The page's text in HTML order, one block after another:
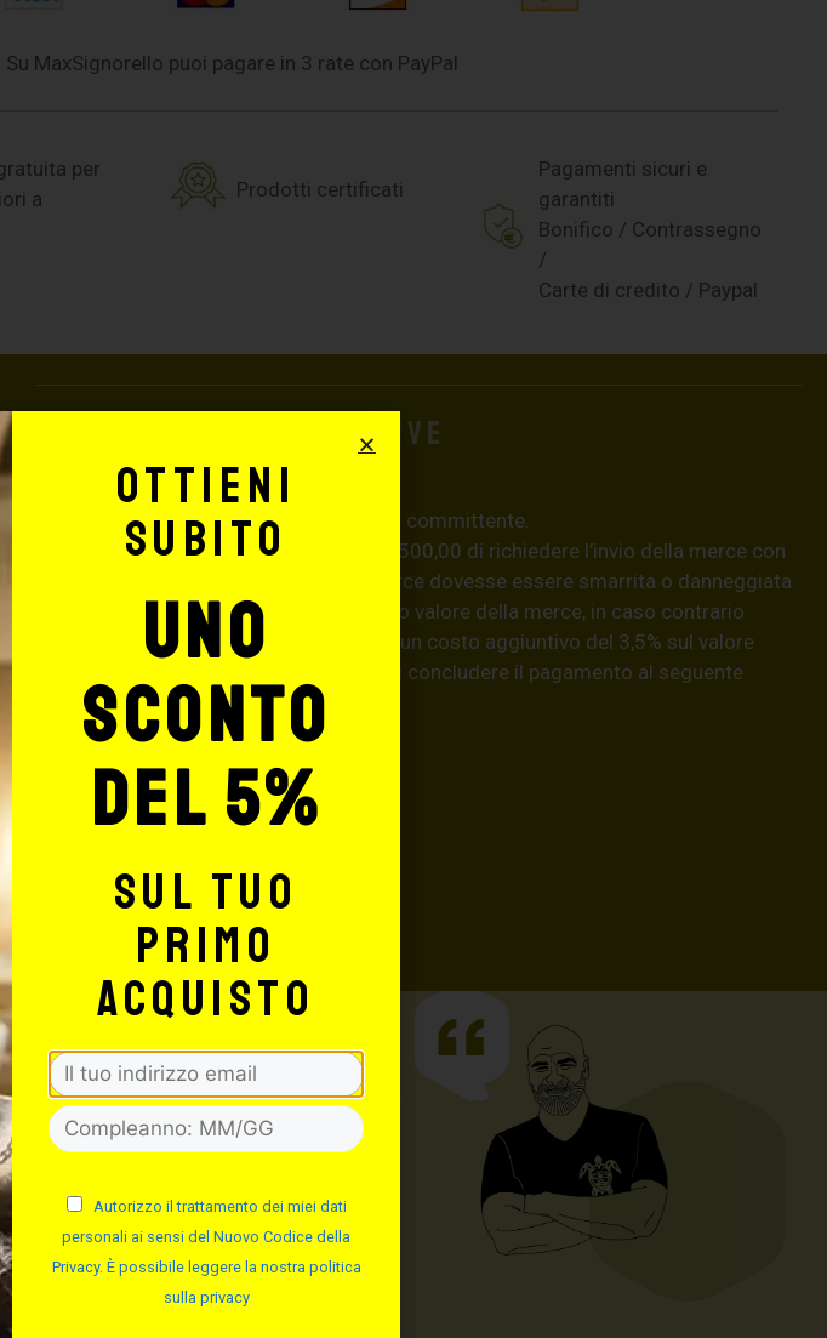
Su MaxSignorello puoi pagare in 3 rate con PayPal
per
a
Prodotti certificati
Pagamenti sicuri e
garantiti
Bonifico / Contrassegno
/
Carte di credito / Paypal
Informazioni aggiuntive
ATTENZIONE!
La merce viaggia a rischio e pericolo del committente.
Si consiglia, per spedizioni superiori a € 500,00 di richiedere l’invio della merce con
assicurazione (in questo caso, se la merce dovesse essere smarrita o danneggiata
dal corriere, quest’ultimo risarcirà l’intero valore della merce, in caso contrario
nessuno rimborserà il destinatario) con un costo aggiuntivo del 3,5% sul valore
totale del carrello, da richiedere prima di concludere il pagamento al seguente
indirizzo: shop@maxsignorello.it
Supply
IL TUO
Ottieni
subito
uno
sconto
del 5%
sul tuo
primo
acquisto
Autorizzo il trattamento dei miei dati
personali ai sensi del Nuovo Codice della
Privacy. È possibile leggere la nostra politica
sulla privacy